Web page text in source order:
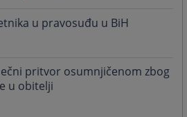
u pravosuđu u BiH
pritvor osumnjičenom zbog
u obitelji